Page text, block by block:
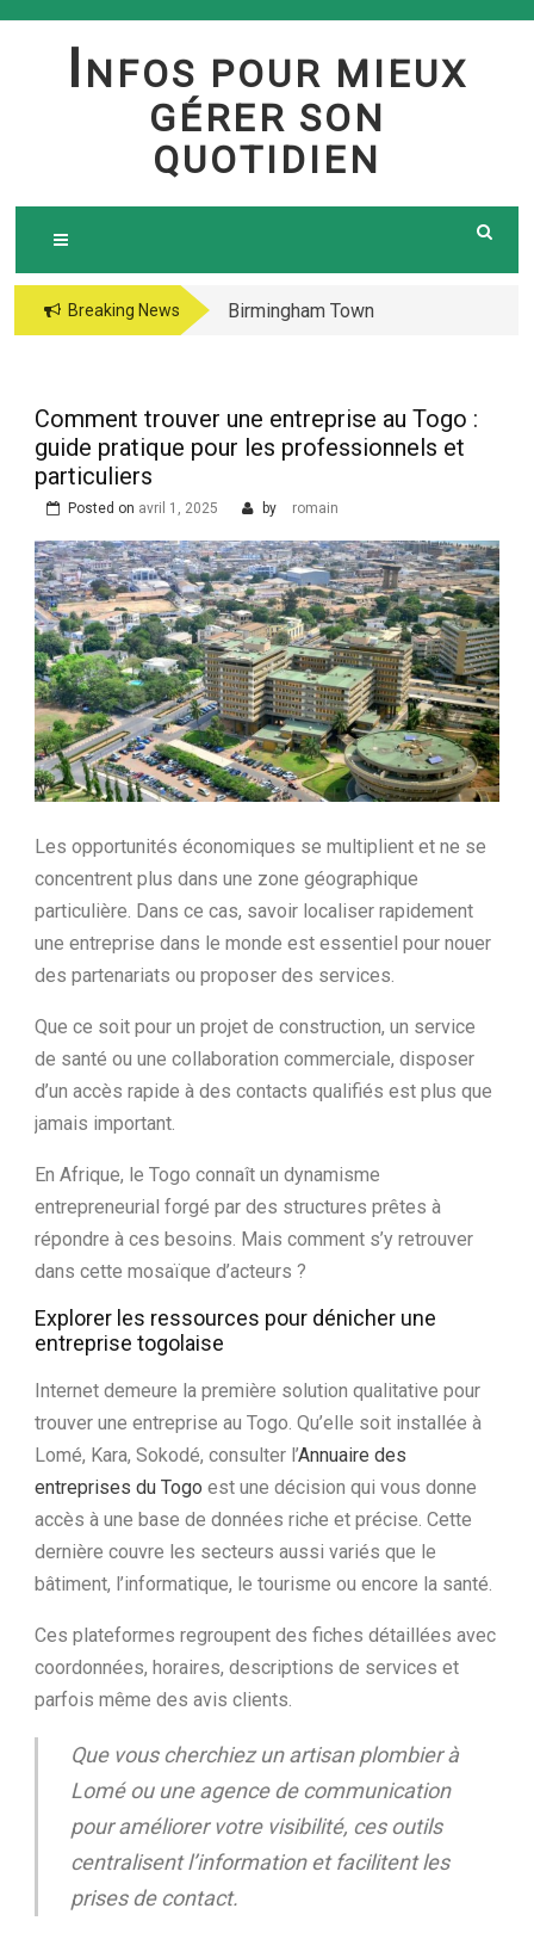
Skip
I NFOS POUR MIEUX
GÉRER SON
QUOTIDIEN
Breaking News
Birmingham Town
The jetsetter casino
lord of your sea pokie
play Totally free
Office Solutions Pvt
Ltd.
Comment trouver une entreprise au Togo :
guide pratique pour les professionnels et
particuliers
Posted on avril 1, 2025 by romain
Les opportunités économiques se multiplient et ne se
concentrent plus dans une zone géographique
particulière. Dans ce cas, savoir localiser rapidement
une entreprise dans le monde est essentiel pour nouer
des partenariats ou proposer des services.
Que ce soit pour un projet de construction, un service
de santé ou une collaboration commerciale, disposer
d’un accès rapide à des contacts qualifiés est plus que
jamais important.
En Afrique, le Togo connaît un dynamisme
entrepreneurial forgé par des structures prêtes à
répondre à ces besoins. Mais comment s’y retrouver
dans cette mosaïque d’acteurs ?
Explorer les ressources pour dénicher une
entreprise togolaise
Internet demeure la première solution qualitative pour
trouver une entreprise au Togo. Qu’elle soit installée à
Lomé, Kara, Sokodé, consulter l’Annuaire des
entreprises du Togo est une décision qui vous donne
accès à une base de données riche et précise. Cette
dernière couvre les secteurs aussi variés que le
bâtiment, l’informatique, le tourisme ou encore la santé.
Ces plateformes regroupent des fiches détaillées avec
coordonnées, horaires, descriptions de services et
parfois même des avis clients.
Que vous cherchiez un artisan plombier à
Lomé ou une agence de communication
pour améliorer votre visibilité, ces outils
centralisent l’information et facilitent les
prises de contact.